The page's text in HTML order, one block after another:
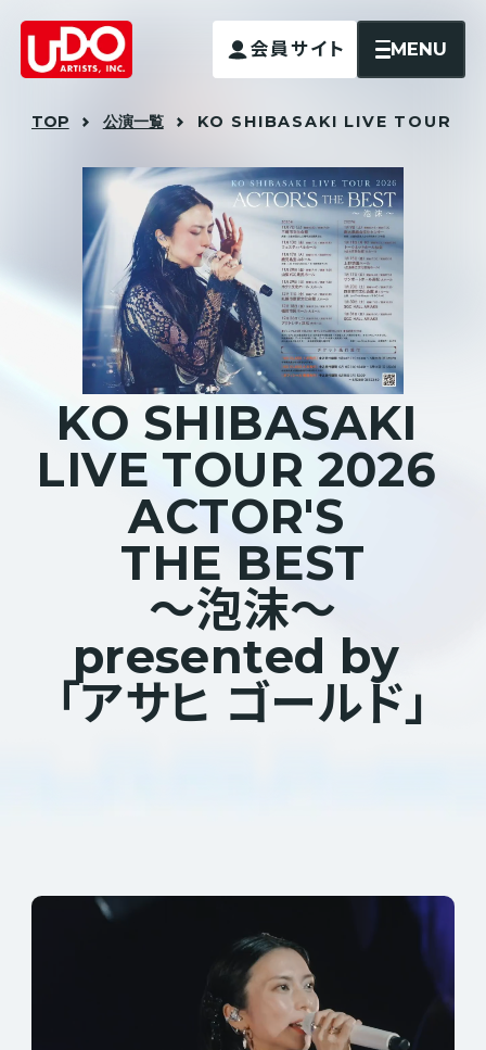
会員サイト MENU
TOP 公演一覧 KO SHIBASAKI LIVE TOUR
KO SHIBASAKI
LIVE TOUR 2026
ACTOR'S
THE BEST
〜泡沫〜
presented by
「アサヒ ゴールド」